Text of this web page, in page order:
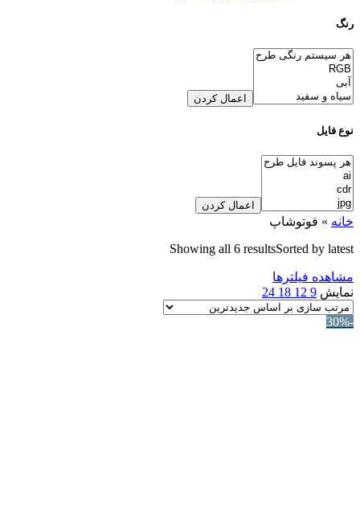
رنگ
اعمال کردن
نوع فایل
اعمال کردن
خانه » فوتوشاپ
Showing all 6 resultsSorted by latest
مشاهده فیلترها
نمایش 9
12
18
24
-30%